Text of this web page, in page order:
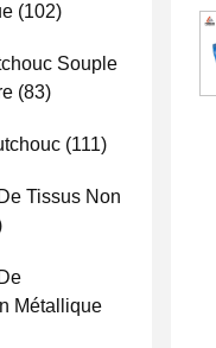
(102)
Souple
(83)
(111)
Tissus Non
Métallique